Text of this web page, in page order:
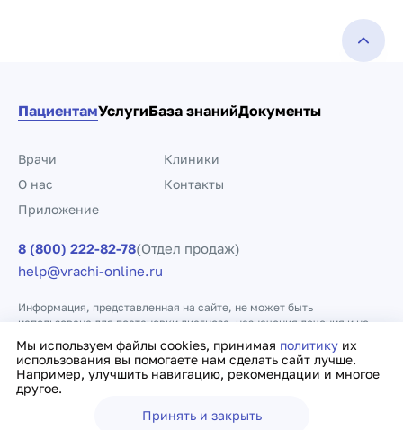
Мы используем файлы cookies, принимая политику их
использования вы помогаете нам сделать сайт лучше.
Например, улучшить навигацию, рекомендации и многое
другое.
Принять и закрыть
ПациентамУслугиБаза знанийДокументы
Врачи
Клиники
О нас
Контакты
Приложение
8 (800) 222-82-78(Отдел продаж)
help@vrachi-online.ru
Информация, представленная на сайте, не может быть
использована для постановки диагноза, назначения лечения и не
заменяет прием врача.
Политика конфиденциальности Договор оферты